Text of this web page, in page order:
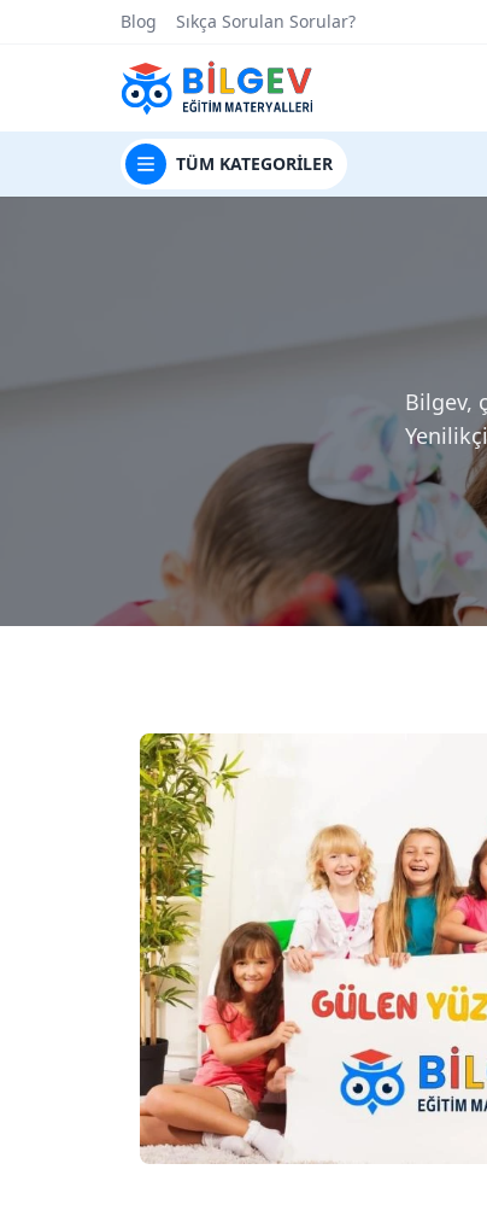
Blog Sıkça Sorulan Sorular?
TÜM KATEGORİLER
Bilgev,